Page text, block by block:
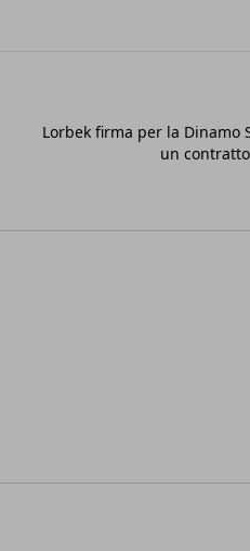
Lorbek firma per la Dinamo
un